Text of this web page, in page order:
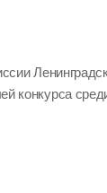
конкурса